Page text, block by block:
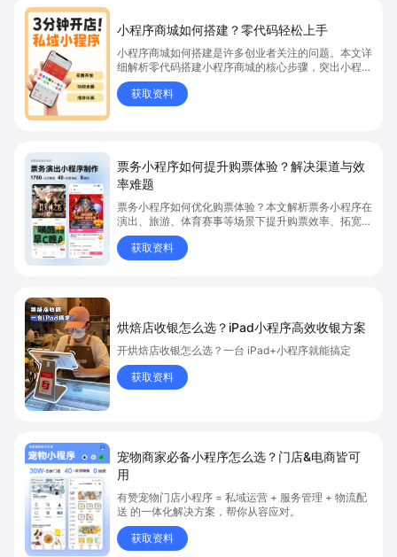
小程序商城如何搭建？零代码轻松上手
小程序商城如何搭建是许多创业者关注的问题。本文详
细解析零代码搭建小程序商城的核心步骤，突出小程序
商城、商城搭建与零代码开店优势，帮助你轻松实现商
品上架、全渠道销售及高效会员运营，快速开启线上卖
货新模式。点击获取详细操作指南！
获取资料
票务小程序如何提升购票体验？解决渠道与效
率难题
票务小程序如何优化购票体验？本文解析票务小程序在
演出、旅游、体育赛事等场景下提升购票效率、拓宽销
售渠道、实现会员精准营销的具体方式。关键词包括
“票务小程序”、“购票体验”、“购票效率”。
获取资料
烘焙店收银怎么选？iPad小程序高效收银方案
开烘焙店收银怎么选？一台 iPad+小程序就能搞定
获取资料
宠物商家必备小程序怎么选？门店&电商皆可
用
有赞宠物门店小程序 = 私域运营 + 服务管理 + 物流配
送 的一体化解决方案，帮你从容应对。
获取资料